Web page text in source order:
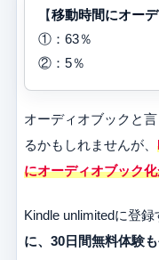
【移動時間にオー
①：63％
②：5％
オーディオブックと
るかもしれませんが、
にオーディオブック
Kindle unlimitedに登録
に、30日間無料体験